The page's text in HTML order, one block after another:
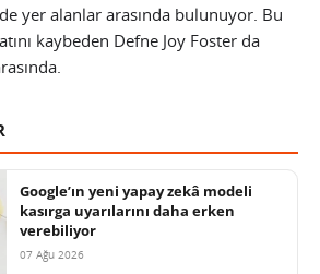
yer alanlar arasında bulunuyor. Bu
kaybeden Defne Joy Foster da
Google’ın yeni yapay zekâ modeli
kasırga uyarılarını daha erken
verebiliyor
07 Ağu 2026